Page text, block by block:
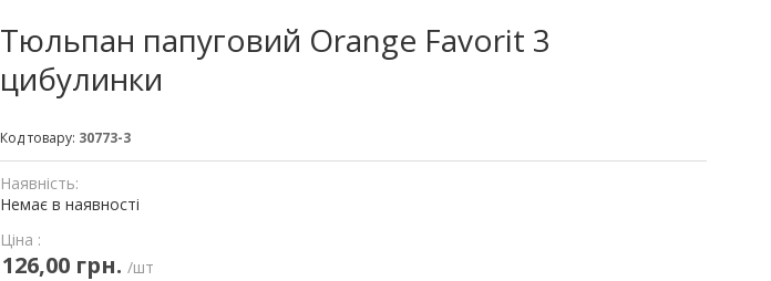
Тюльпан папуговий Orange Favorit 3
цибулинки
Код товару: 30773-3
Наявність:
Немає в наявності
Ціна :
126,00 грн. /шт